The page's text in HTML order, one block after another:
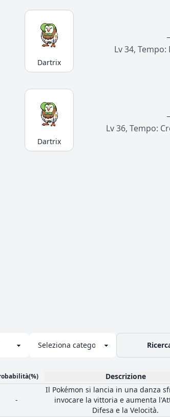
Dartrix
Lv 34,
Dartrix
Lv 36, Tempo:
(%) Descrizione
-
Il Pokémon si lancia in una danza
invocare la vittoria e aumenta
Difesa e la Velocità.